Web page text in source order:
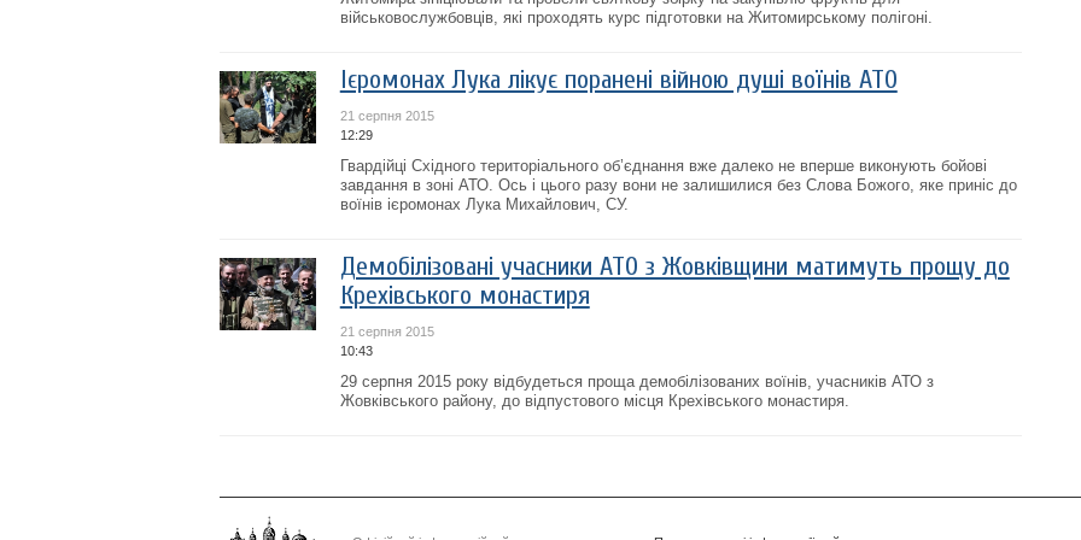
військовослужбовців, які проходять курс підготовки на Житомирському полігоні.
Ієромонах Лука лікує поранені війною душі воїнів АТО
21 серпня 2015
12:29
Гвардійці Східного територіального об’єднання вже далеко не вперше виконують бойові
завдання в зоні АТО. Ось і цього разу вони не залишилися без Слова Божого, яке приніс до
воїнів ієромонах Лука Михайлович, СУ.
Демобілізовані учасники АТО з Жовківщини матимуть прощу до
Крехівського монастиря
21 серпня 2015
10:43
29 серпня 2015 року відбудеться проща демобілізованих воїнів, учасників АТО з
Жовківського району, до відпустового місця Крехівського монастиря.